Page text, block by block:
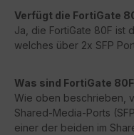
Verfügt die FortiGate
Ja, die FortiGate 80F ist
welches über 2x SFP
Was sind FortiGate
Wie oben beschrieben,
Shared-Media-Ports
einer der beiden im